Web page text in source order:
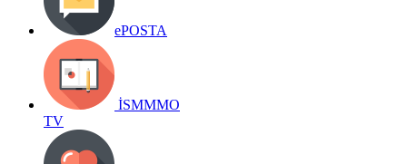
ePOSTA
İSMMMO
TV